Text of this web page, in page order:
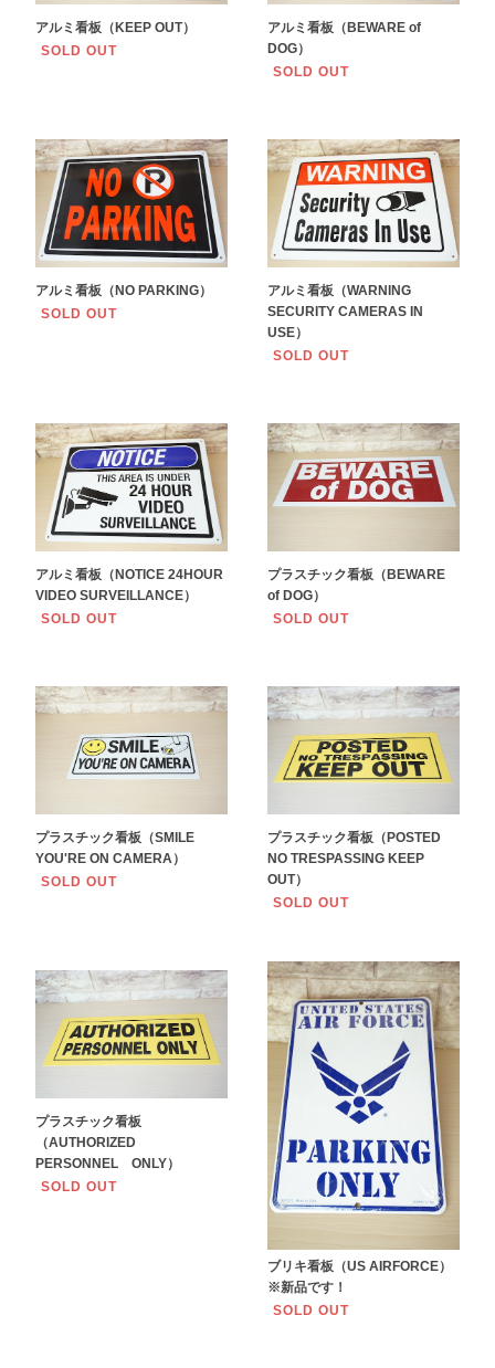
アルミ看板（KEEP OUT）
SOLD OUT
アルミ看板（BEWARE of
DOG）
SOLD OUT
アルミ看板（NO PARKING）
SOLD OUT
アルミ看板（WARNING
SECURITY CAMERAS IN
USE）
SOLD OUT
アルミ看板（NOTICE 24HOUR
VIDEO SURVEILLANCE）
SOLD OUT
プラスチック看板（BEWARE
of DOG）
SOLD OUT
プラスチック看板（SMILE
YOU'RE ON CAMERA）
SOLD OUT
プラスチック看板（POSTED
NO TRESPASSING KEEP
OUT）
SOLD OUT
プラスチック看板
（AUTHORIZED
PERSONNEL ONLY）
SOLD OUT
ブリキ看板（US AIRFORCE）
※新品です！
SOLD OUT